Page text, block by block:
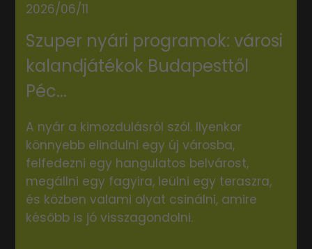
2026/06/11
Szuper nyári programok: városi
kalandjátékok Budapesttől
Péc...
A nyár a kimozdulásról szól. Ilyenkor
könnyebb elindulni egy új városba,
felfedezni egy hangulatos belvárost,
megállni egy fagyira, leülni egy teraszra,
és közben valami olyat csinálni, amire
később is jó visszagondolni.